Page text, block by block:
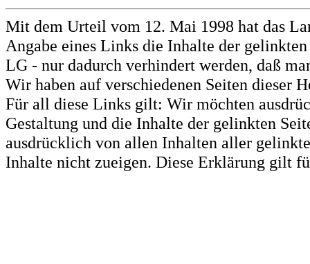
Mit dem Urteil vom 12. Mai 1998 hat das
Angabe eines Links die Inhalte der
LG - nur dadurch verhindert werden, daß
Wir haben auf verschiedenen Seiten dieser
Für all diese Links gilt: Wir möchten
Gestaltung und die Inhalte der gelinkten
ausdrücklich von allen Inhalten aller
Inhalte nicht zueigen. Diese Erklärung gilt